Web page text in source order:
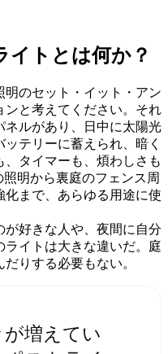
イトとは何か？
明のセット・イット・アン
ンと考えてください。それ
ネルがあり、日中に太陽光
テリーに蓄えられ、暗く
タイマーも、煩わしさも
明から裏庭のフェンス周
化まで、あらゆる用途に使
好きな人や、夜間に自分
イトは大きな違いだ。庭
りする必要もない。
が増えてい